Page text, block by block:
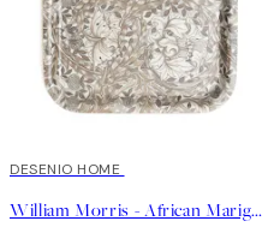
DESENIO HOME
William Morris - African Marigold Tablett